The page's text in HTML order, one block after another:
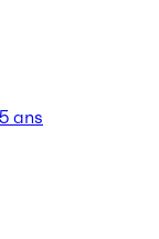
ans